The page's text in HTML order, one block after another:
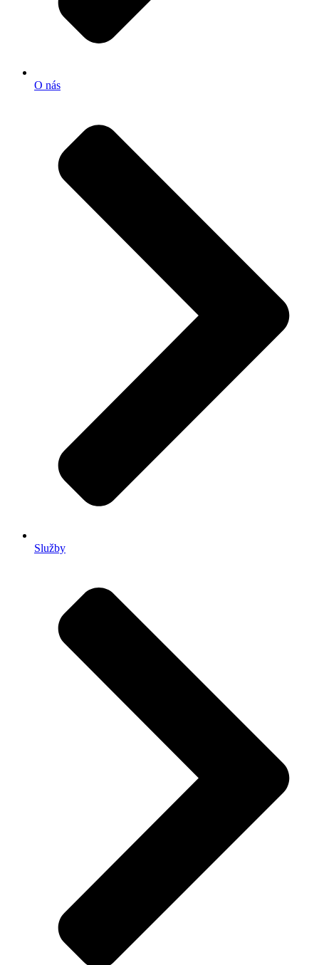
O nás
Služby